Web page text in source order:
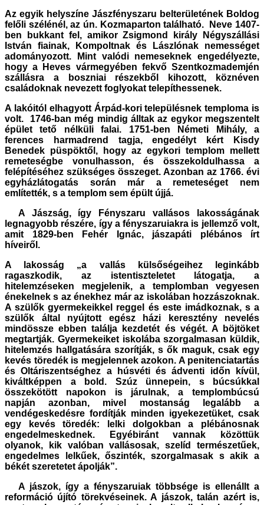
Az egyik helyszíne Jászfényszaru belterületének Boldog
felőli szélénél, az ún. Kozmaparton található. Neve 1407-
ben bukkant fel, amikor Zsigmond király Négyszállási
István fiainak, Kompoltnak és Lászlónak nemességet
adományozott. Mint valódi nemeseknek engedélyezte,
hogy a Heves vármegyében fekvő Szentkozmademjén
szállásra a boszniai részekből kihozott, köznéven
családoknak nevezett foglyokat telepíthessenek.
A lakóitól elhagyott Árpád-kori településnek temploma is
volt. 1746-ban még mindig álltak az egykor megszentelt
épület tető nélküli falai. 1751-ben Németi Mihály, a
ferences harmadrend tagja, engedélyt kért Kisdy
Benedek püspöktől, hogy az egykori templom mellett
remeteségbe vonulhasson, és összekoldulhassa a
felépítéséhez szükséges összeget. Azonban az 1766. évi
egyházlátogatás során már a remeteséget nem
említették, s a templom sem épült újjá.
A Jászság, így Fényszaru vallásos lakosságának
legnagyobb részére, így a fényszaruiakra is jellemző volt,
amit 1829-ben Fehér Ignác, jászapáti plébános írt
híveiről.
A lakosság „a vallás külsőségeihez leginkább
ragaszkodik, az istentiszteletet látogatja, a
hitelemzéseken megjelenik, a templomban vegyesen
énekelnek s az énekhez már az iskolában hozzászoknak.
A szülők gyermekeikkel reggel és este imádkoznak, s a
szülők által nyújtott egész házi keresztény nevelés
mindössze ebben találja kezdetét és végét. A böjtöket
megtartják. Gyermekeiket iskolába szorgalmasan küldik,
hitelemzés hallgatására szorítják, s ők maguk, csak egy
kevés töredék is megjelennek azokon. A penitenciatartás
és Oltáriszentséghez a húsvéti és ádventi időn kívül,
kiváltképpen a bold. Szúz ünnepein, s búcsúkkal
összekötött napokon is járulnak, a templombúcsú
napján azonban, mivel mostanság legalább a
vendégeskedésre fordítják minden igyekezetüket, csak
egy kevés töredék: lelki dolgokban a plébánosnak
engedelmeskednek. Egyébiránt vannak közöttük
olyanok, kik valóban vallásosak, szelíd természetűek,
engedelmes lelkűek, őszinték, szorgalmasak s akik a
békét szeretetet ápolják”.
A jászok, így a fényszaruiak többsége is ellenállt a
reformáció újító törekvéseinek. A jászok, talán azért is,